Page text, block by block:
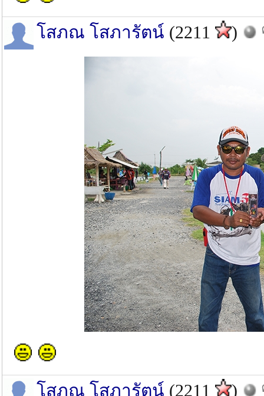
โสภณ โสภารัตน์ (2211 )
โสภณ โสภารัตน์ (2211 )